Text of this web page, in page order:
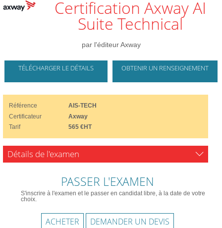
Certification Axway AI
Suite Technical
par l'éditeur Axway
TÉLÉCHARGER LE DÉTAILS OBTENIR UN RENSEIGNEMENT
Référence
AIS-TECH
Certificateur
Axway
Tarif
565 €HT
Détails de l'examen
PASSER L'EXAMEN
S'inscrire à l'examen et le passer en candidat libre, à la date de votre
choix.
ACHETER DEMANDER UN DEVIS